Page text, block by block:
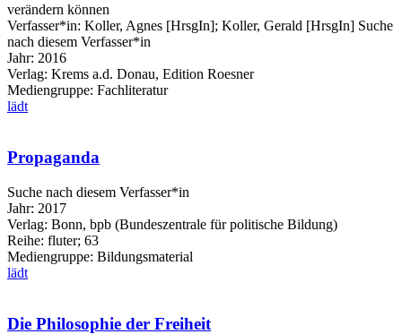
verändern können
Verfasser*in: Koller, Agnes [HrsgIn]; Koller, Gerald [HrsgIn] Suche
nach diesem Verfasser*in
Jahr: 2016
Verlag: Krems a.d. Donau, Edition Roesner
Mediengruppe: Fachliteratur
lädt
Propaganda
Suche nach diesem Verfasser*in
Jahr: 2017
Verlag: Bonn, bpb (Bundeszentrale für politische Bildung)
Reihe: fluter; 63
Mediengruppe: Bildungsmaterial
lädt
Die Philosophie der Freiheit